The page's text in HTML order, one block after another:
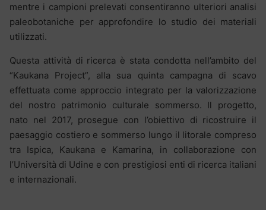
mentre i campioni prelevati consentiranno ulteriori analisi
paleobotaniche per approfondire lo studio dei materiali
utilizzati.
Questa attività di ricerca è stata condotta nell’ambito del
“Kaukana Project”, alla sua quinta campagna di scavo
effettuata come approccio integrato per la valorizzazione
del nostro patrimonio culturale sommerso. Il progetto,
nato nel 2017, prosegue con l’obiettivo di ricostruire il
paesaggio costiero e sommerso lungo il litorale compreso
tra Ispica, Kaukana e Kamarina, in collaborazione con
l’Università di Udine e con prestigiosi enti di ricerca italiani
e internazionali.